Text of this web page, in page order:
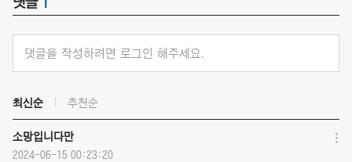
댓글을 작성하려면 로그인 해주세요.
최신순 추천순
소망입니다만
2024-06-15 00:23:20